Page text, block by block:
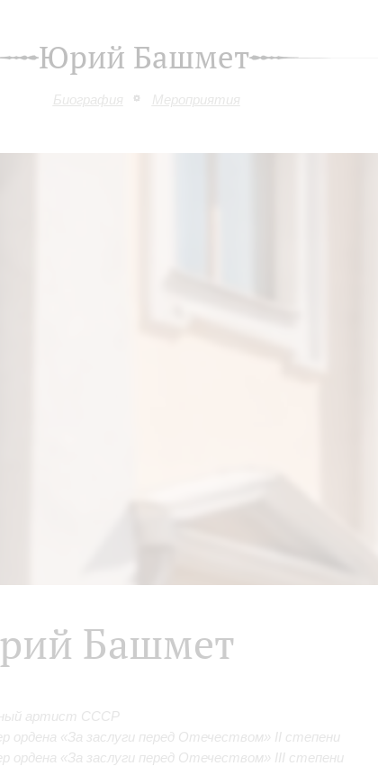
Юрий Башмет
Биография Мероприятия
Башмет
артист СССР
ордена «За заслуги перед Отечеством» II степени
ордена «За заслуги перед Отечеством» III степени